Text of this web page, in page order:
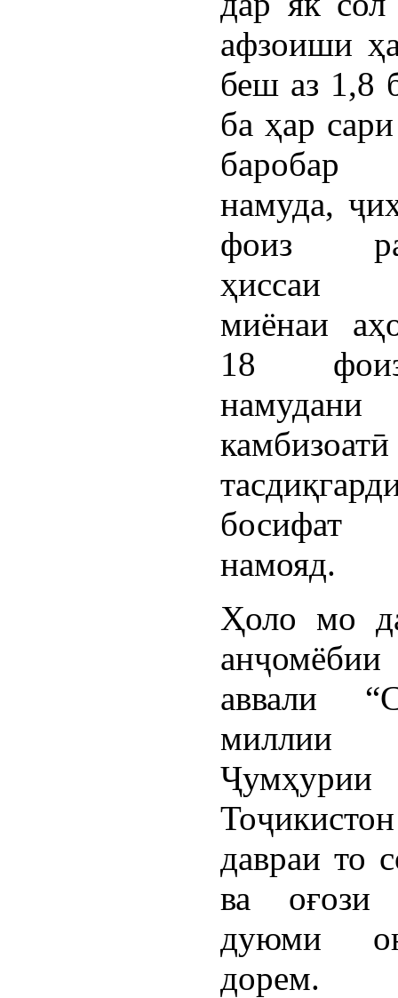
афзоиши
беш аз 1,8
ба ҳар
намуда,
фоиз
ҳиссаи
миёнаи
18
намояд.
Ҳоло мо
аввали
Ҷумҳурии
давраи то
ва оғози
дуюми
дорем.